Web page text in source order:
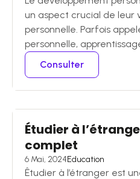
un aspect crucial de leur
personnelle. Parfois
personnelle,
Consulter
Étudier à
complet
6 Mai, 2024Education
Êtudier à l’étranger est